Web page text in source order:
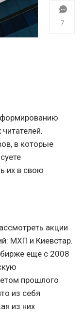
7
в которые
их в свою
акции
МХП и Киевстар.
бирже еще с 2008
прошлого
из себя
из них